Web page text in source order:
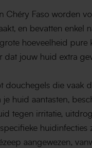
Chéry Faso worden
en bevatten enkel
hoeveelheid pure
dat jouw huid extra
douchegels die vaak
je huid aantasten,
tegen irritatie,
huidinfecties
aangewezen,